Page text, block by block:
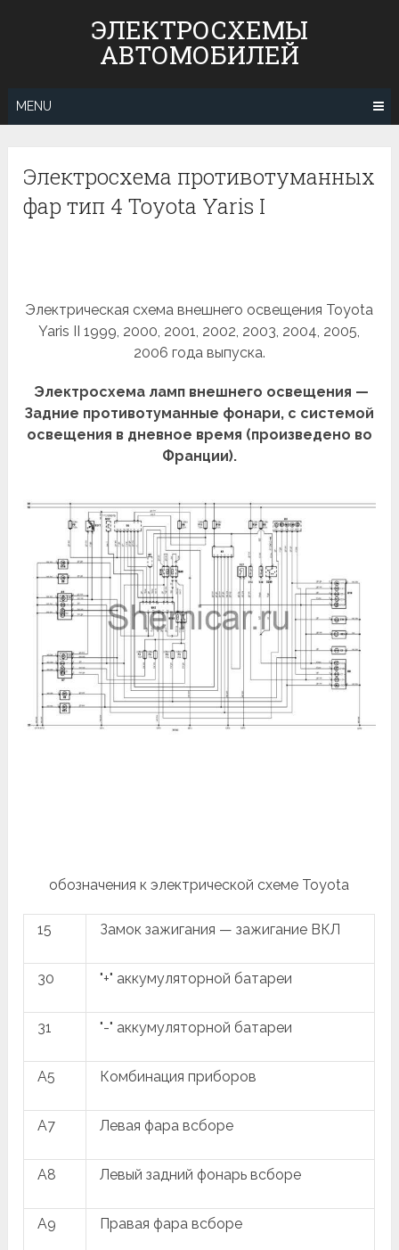
ЭЛЕКТРОСХЕМЫ
АВТОМОБИЛЕЙ
MENU
Электросхема противотуманных
фар тип 4 Toyota Yaris I
Электрическая схема внешнего освещения Toyota
Yaris II 1999, 2000, 2001, 2002, 2003, 2004, 2005,
2006 года выпуска.
Электросхема ламп внешнего освещения —
Задние противотуманные фонари, с системой
освещения в дневное время (произведено во
Франции).
обозначения к электрической схеме Toyota
15 Замок зажигания — зажигание ВКЛ
30 "+" аккумуляторной батареи
31 "-" аккумуляторной батареи
A5 Комбинация приборов
A7 Левая фара всборе
A8 Левый задний фонарь всборе
A9 Правая фара всборе